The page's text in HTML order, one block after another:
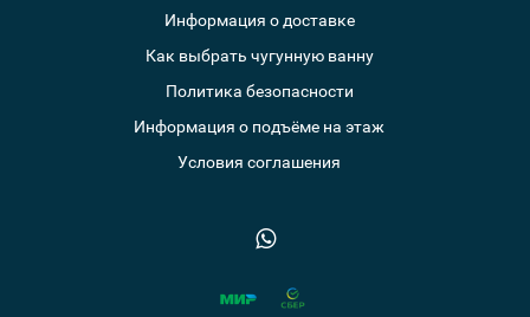
Информация о доставке
Как выбрать чугунную ванну
Политика безопасности
Информация о подъёме на этаж
Условия соглашения